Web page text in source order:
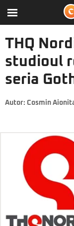
THQ
studioul
seria
Autor: Cosmin